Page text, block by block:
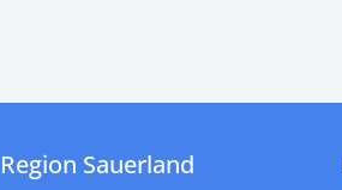
Region Sauerland